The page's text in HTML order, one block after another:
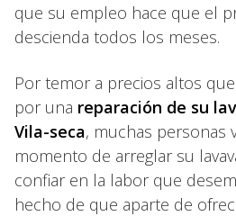
que su empleo hace que el
descienda todos los meses.
Por temor a precios altos
por una reparación de su
Vila-seca, muchas personas
momento de arreglar su
confiar en la labor que
hecho de que aparte de